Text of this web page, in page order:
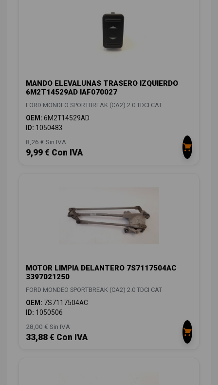
MANDO ELEVALUNAS TRASERO IZQUIERDO
6M2T14529AD IAF070027
FORD MONDEO SPORTBREAK (CA2) 2.0 TDCI CAT
OEM: 6M2T14529AD
ID: 1050483
8,26 € Sin IVA
9,99 € Con IVA
MOTOR LIMPIA DELANTERO 7S7117504AC
3397021250
FORD MONDEO SPORTBREAK (CA2) 2.0 TDCI CAT
OEM: 7S7117504AC
ID: 1050506
28,00 € Sin IVA
33,88 € Con IVA